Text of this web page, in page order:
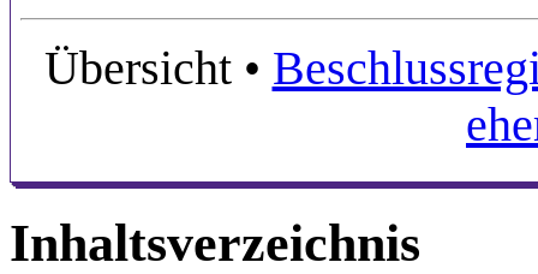
Übersicht•
Inhaltsverzeichnis